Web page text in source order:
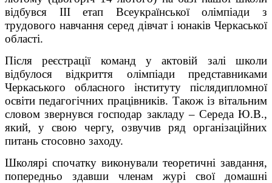
відбувся ІІІ етап Всеукраїнської олімпіади з
трудового навчання серед дівчат і юнаків Черкаської
області.
Після реєстрації команд у актовій залі школи
відбулося відкриття олімпіади представниками
Черкаського обласного інституту післядипломної
освіти педагогічних працівників. Також із вітальним
словом звернувся господар закладу – Середа Ю.В.,
який, у свою чергу, озвучив ряд організаційних
питань стосовно заходу.
Школярі спочатку виконували теоретичні завдання,
попередньо здавши членам журі свої домашні